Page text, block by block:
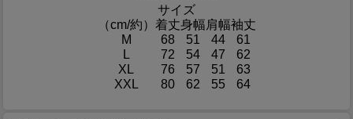
サイズ
（cm/約） 着丈身幅肩幅袖丈
M
68 51 44
61
L
72 54 47
62
XL
76 57 51
63
XXL
80 62 55 64